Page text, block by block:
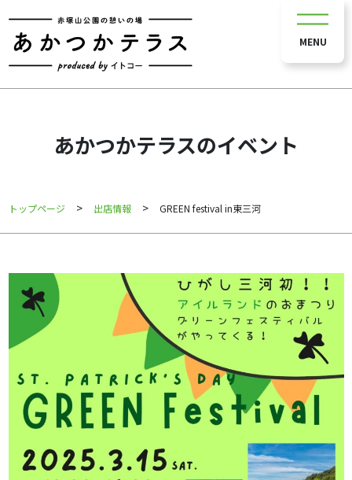
MENU
あかつかテラスのイベント
トップページ > 出店情報> GREEN festival in東三河